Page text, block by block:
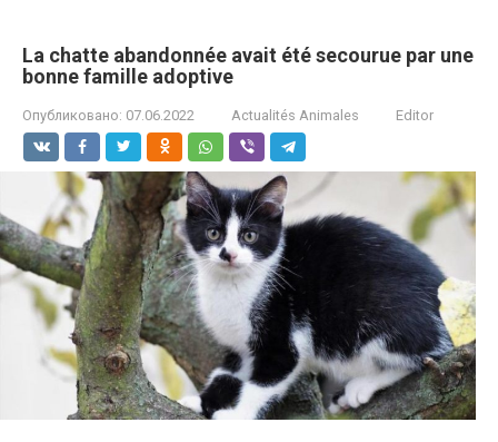
La chatte abandonnée avait été secourue par une
bonne famille adoptive
Опубликовано: 07.06.2022 Actualités Animales Editor